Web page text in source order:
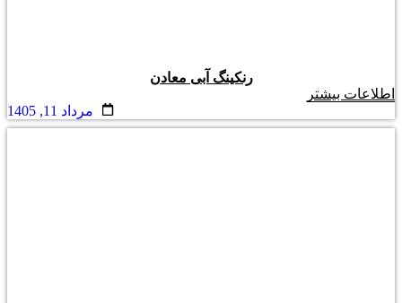
رنکینگ آبی معادن
اطلاعات بیشتر
مرداد 11, 1405